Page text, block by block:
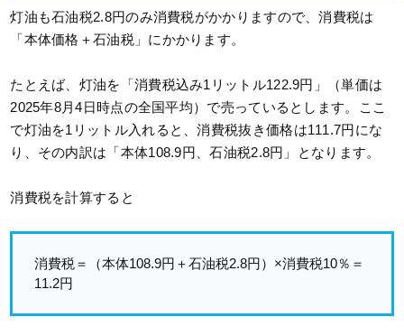
灯油も石油税2.8円のみ消費税がかかりますので、消費税は
「本体価格＋石油税」にかかります。
たとえば、灯油を「消費税込み1リットル122.9円」（単価は
2025年8月4日時点の全国平均）で売っているとします。ここ
で灯油を1リットル入れると、消費税抜き価格は111.7円にな
り、その内訳は「本体108.9円、石油税2.8円」となります。
消費税を計算すると
消費税＝（本体108.9円＋石油税2.8円）×消費税10％＝
11.2円